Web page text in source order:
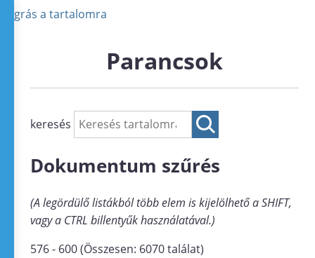
Ugrás a tartalomra
Parancsok
keresés
Dokumentum szűrés
(A legördülő listákból több elem is kijelölhető a SHIFT,
vagy a CTRL billentyűk használatával.)
576 - 600 (Összesen: 6070 találat)